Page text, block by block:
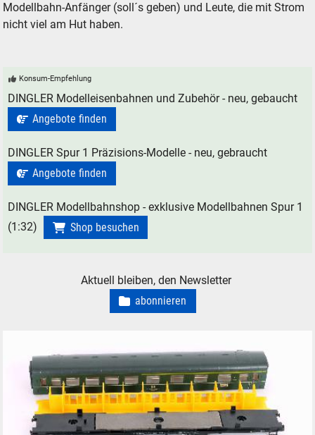
Modellbahn-Anfänger (soll´s geben) und Leute, die mit Strom
nicht viel am Hut haben.
Konsum-Empfehlung
DINGLER Modelleisenbahnen und Zubehör - neu, gebaucht
Angebote finden
DINGLER Spur 1 Präzisions-Modelle - neu, gebraucht
Angebote finden
DINGLER Modellbahnshop - exklusive Modellbahnen Spur 1
(1:32)
Shop besuchen
Aktuell bleiben, den Newsletter
abonnieren